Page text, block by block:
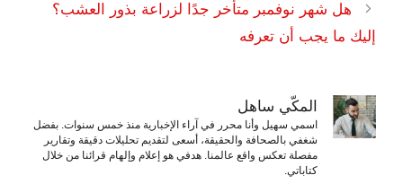
هل شهر نوفمبر متأخر جدًا لزراعة بذور العشب؟
إليك ما يجب أن تعرفه
المكّي ساهل
اسمي سهيل وأنا محرر في آراء الإخبارية منذ خمس سنوات. بفضل
شغفي بالصحافة والحقيقة، أسعى لتقديم تحليلات دقيقة وتقارير
مفصلة تعكس واقع عالمنا. هدفي هو إعلام وإلهام قرائنا من خلال
كتاباتي.